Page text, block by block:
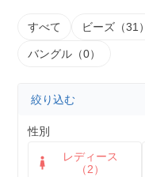
すべて ビーズ（31）
バングル（0）
絞り込む
性別
レディース
（2）